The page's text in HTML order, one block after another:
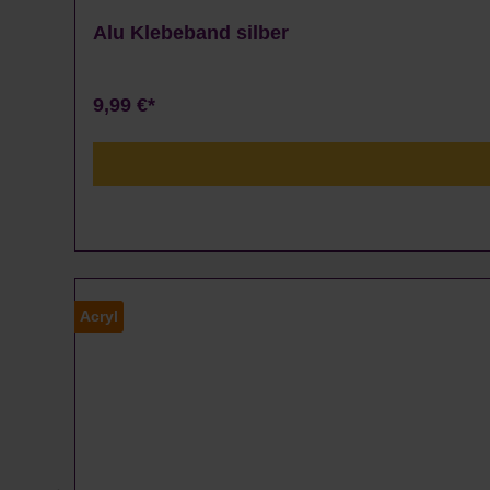
Alu Klebeband silber
9,99 €*
Acryl